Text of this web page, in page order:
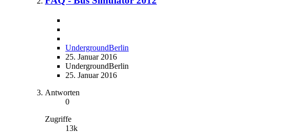
UndergroundBerlin
25. Januar 2016
UndergroundBerlin
25. Januar 2016
Antworten
0
Zugriffe
13k